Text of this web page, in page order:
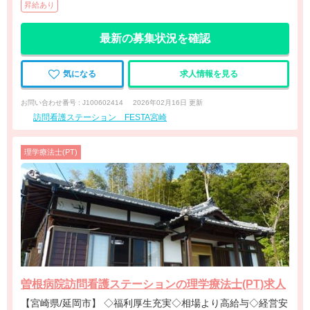
昇給あり
最新の募集状況を確認
気になる 求人情報を見る
お問い合わせ番号 : J100602414 2026年02月16日 更新
訪問看護ステーション FESTA宮崎
理学療法士(PT)
曽根病院訪問看護ステーションの理学療法士(PT)求人
【宮崎県/延岡市】 ◇福利厚生充実◇相場より高給与◇経営安